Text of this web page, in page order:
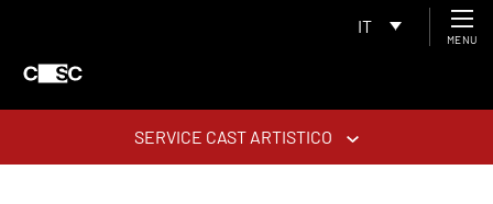
IT
MENU
SERVICE CAST ARTISTICO